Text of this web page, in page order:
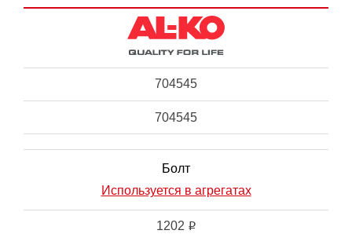
704545
704545
Болт
Используется в агрегатах
1202 i